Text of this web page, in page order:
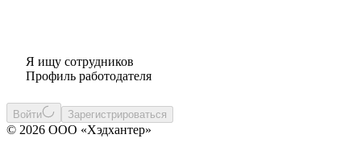
Я ищу сотрудников
Профиль работодателя
Войти Зарегистрироваться
© 2026 ООО «Хэдхантер»